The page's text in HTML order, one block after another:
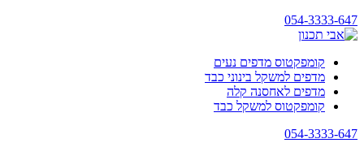
054-3333-647
קומפקטוס מדפים נעים
מדפים למשקל בינוני כבד
מדפים לאחסנה קלה
קומפקטוס למשקל כבד
054-3333-647